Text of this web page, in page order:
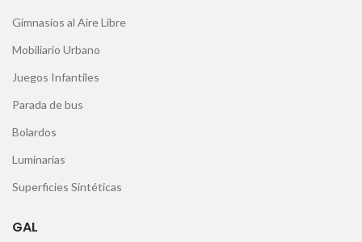
Gimnasios al Aire Libre
Mobiliario Urbano
Juegos Infantiles
Parada de bus
Bolardos
Luminarias
Superficies Sintéticas
GAL